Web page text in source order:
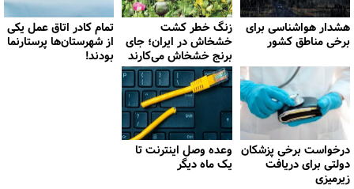
هشدار هواشناسی برای
برخی مناطق کشور
زنگ خطر کشت
خشخاش در ایران؛ جای
برنج خشخاش می‌کارند
تمام کادر اتاق عمل یکی
از شهرستان‌ها پرستارنما
بودند!
درخواست برخی پزشکان
دولتی برای دریافت
زیرمیزی
وعده وصل اینترنت تا
یک ماه دیگر